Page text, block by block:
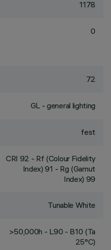
1178
0
72
GL - general lighting
fest
CRI 92 - Rf (Colour Fidelity
Index) 91 - Rg (Gamut
Index) 99
Tunable White
>50,000h - L90 - B10 (Ta
25°C)